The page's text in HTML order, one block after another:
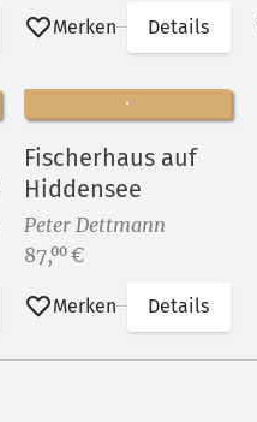
Merken Details
Fischerhaus auf
Hiddensee
Peter Dettmann
Preis:
87,00 €
Merken Details